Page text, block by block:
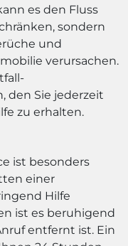
es den Fluss
sondern
und
verursachen.
den Sie jederzeit
zu erhalten.
ist besonders
einer
Hilfe
ist es beruhigend
entfernt ist. Ein